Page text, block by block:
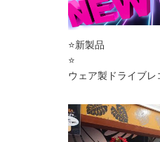
⭐新製品
⭐
ウェア製ドライブレ